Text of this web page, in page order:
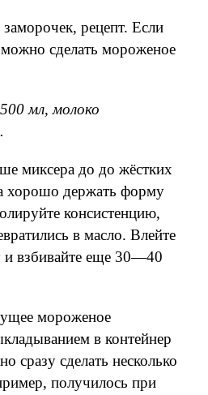
рецепт. Если
можно сделать мороженое
мл, молоко
миксера до до жёстких
хорошо держать форму
консистенцию,
в масло. Влейте
взбивайте еще 30—40
мороженое
в контейнер
сразу сделать несколько
получилось при